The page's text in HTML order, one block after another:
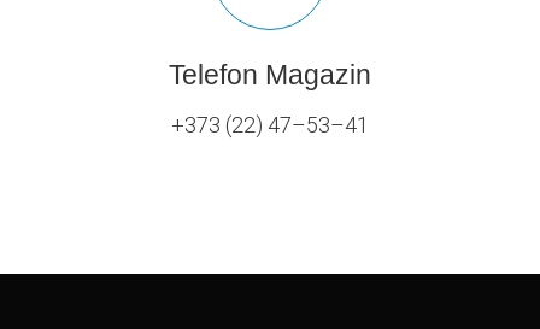
Telefon Magazin
+373 (22) 47–53–41